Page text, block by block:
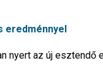
eredménnyel
nyert az új